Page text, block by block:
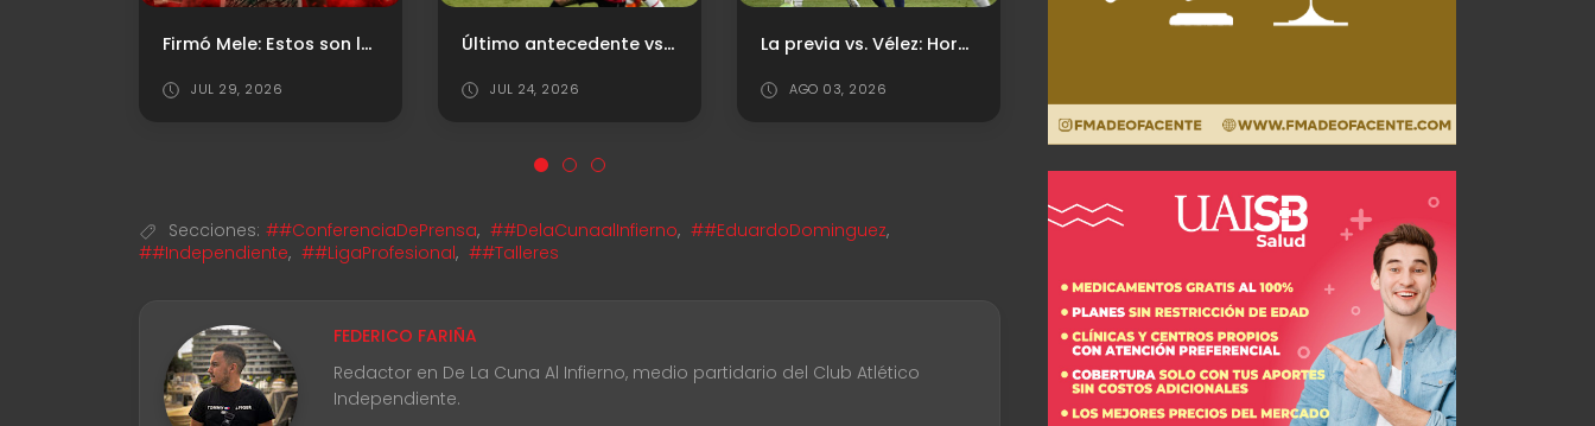
Último antecedente vs. Estudiantes (LP)
JUL 24, 2026
La previa vs. Vélez: Horario, TV y Probables Formaciones
AGO 03, 2026
El "Rojo" presentó su nueva camiseta titular
JUL 29, 2026
Secciones: ##ConferenciaDePrensa, ##DelaCunaalInfierno, ##EduardoDominguez,
##Independiente, ##LigaProfesional, ##Talleres
FEDERICO FARIÑA
Redactor en De La Cuna Al Infierno, medio partidario del Club Atlético
Independiente.